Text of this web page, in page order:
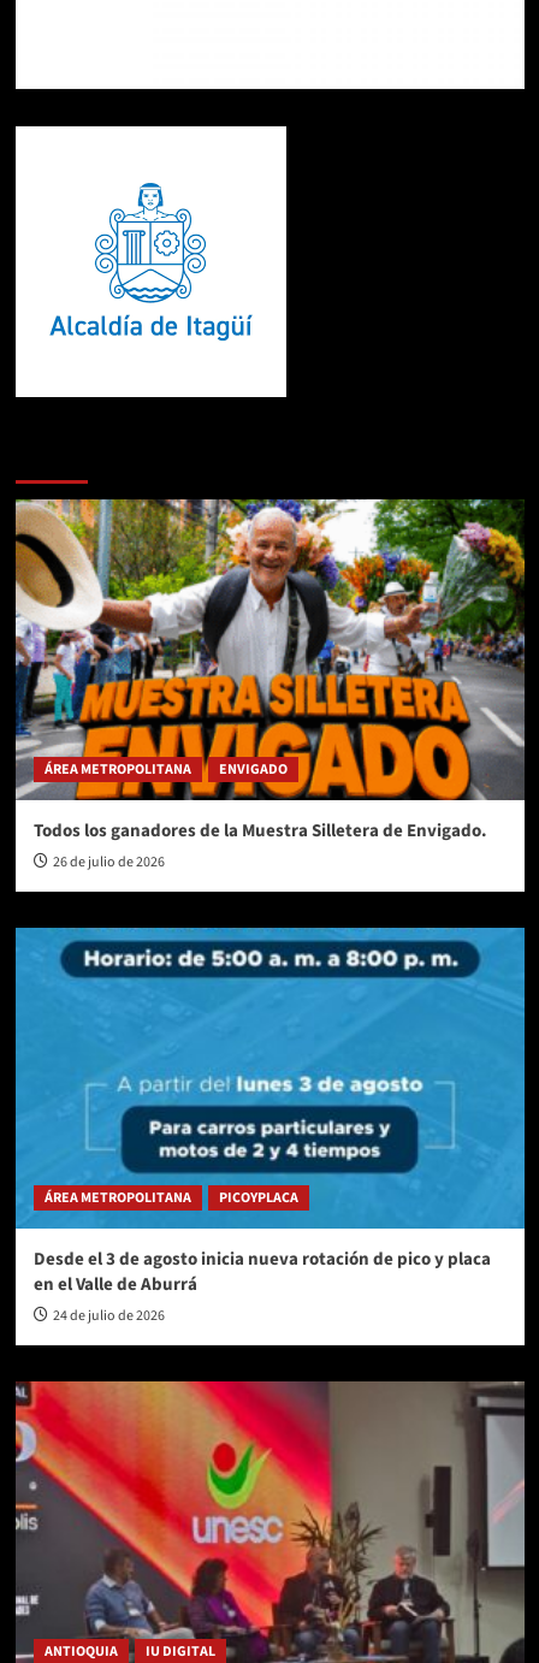
ÁREA METROPOLITANA ENVIGADO
Todos los ganadores de la Muestra Silletera de Envigado.
26 de julio de 2026
ÁREA METROPOLITANA PICOYPLACA
Desde el 3 de agosto inicia nueva rotación de pico y placa
en el Valle de Aburrá
24 de julio de 2026
ANTIOQUIA IU DIGITAL